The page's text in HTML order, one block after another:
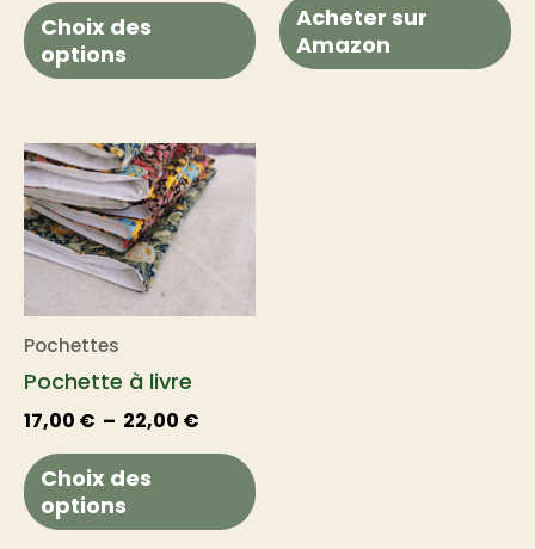
Choix des
options
la
page
Acheter sur
Amazon
Pochettes
Pochette à livre
17,00 € – 22,00 €
Plage
de
prix :
Choix des
options
Ce
Les
sur
la